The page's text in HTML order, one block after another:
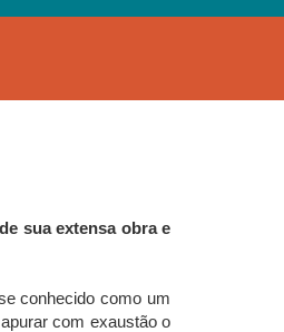
sua extensa obra e
conhecido como um
com exaustão o